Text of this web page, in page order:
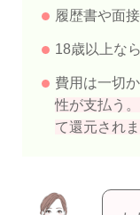
履歴書や面
18歳以上な
費用は一切
性が支払う
て還元され